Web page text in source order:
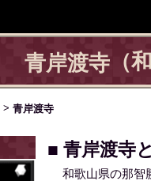
青岸渡寺 （
> 青岸渡寺
■ 青岸渡寺
和歌山県の那智